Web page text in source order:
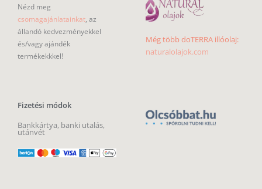
Nézd meg
csomagajánlatainkat, az
állandó kedvezményekkel
és/vagy ajándék
termékekkkel!
Fizetési módok
Bankkártya, banki utalás,
utánvét
Még több doTERRA illóolaj:
naturalolajok.com